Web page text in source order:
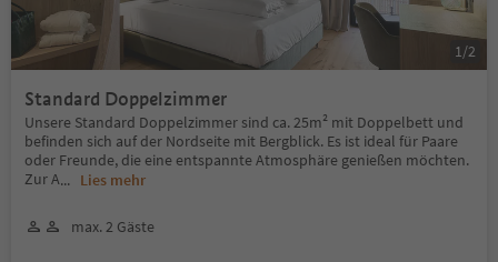
Standard Doppelzimmer
Unsere Standard Doppelzimmer sind ca. 25m² mit Doppelbett und
befinden sich auf der Nordseite mit Bergblick. Es ist ideal für Paare
oder Freunde, die eine entspannte Atmosphäre genießen möchten.
Zur A... Lies mehr
max. 2 Gäste
1 /2